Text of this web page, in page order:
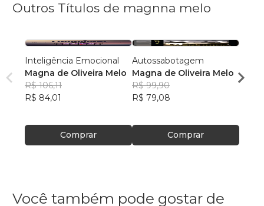
Outros Títulos de magnna melo
Inteligência Emocional
Magna de Oliveira Melo
R$ 106,11
R$ 84,01
Comprar
Autossabotagem
Magna de Oliveira Melo
R$ 99,90
R$ 79,08
Comprar
R$
Você também pode gostar de